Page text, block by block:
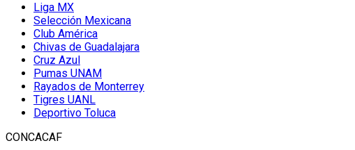
Liga MX
Selección Mexicana
Club América
Chivas de Guadalajara
Cruz Azul
Pumas UNAM
Rayados de Monterrey
Tigres UANL
Deportivo Toluca
CONCACAF